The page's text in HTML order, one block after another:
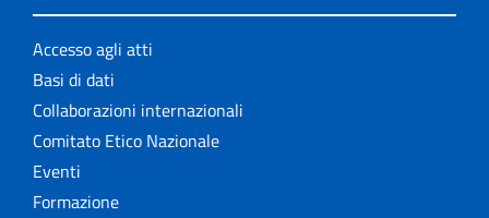
Accesso agli atti
Basi di dati
Collaborazioni internazionali
Comitato Etico Nazionale
Eventi
Formazione